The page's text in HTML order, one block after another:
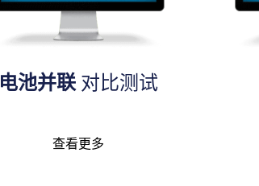
电池并联 对比测试
查看更多